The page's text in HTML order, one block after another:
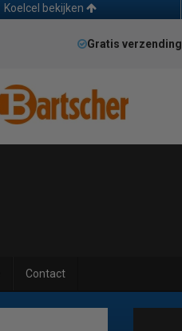
Koelcel bekijken
Gratis verzending
Contact